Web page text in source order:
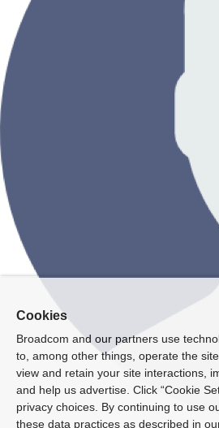
Cookies
Broadcom and our partners use
to, among other things, operate the
view and retain your site interactions,
and help us advertise. Click “Cookie
privacy choices. By continuing to use
these data practices as described in